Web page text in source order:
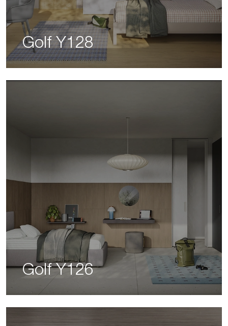
Golf Y128
Golf Y126